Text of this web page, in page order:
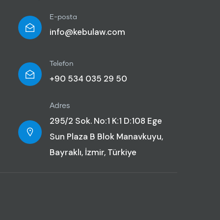
E-posta
info@kebulaw.com
Telefon
+90 534 035 29 50
Adres
295/2 Sok. No:1 K:1 D:108 Ege
Sun Plaza B Blok Manavkuyu,
Bayraklı, İzmir, Türkiye